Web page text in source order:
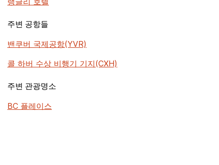
주변 공항들
밴쿠버 국제공항(YVR)
콜 하버 수상 비행기 기지(CXH)
주변 관광명소
BC 플레이스